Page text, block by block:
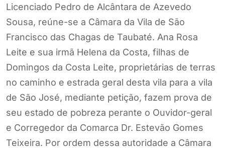
Licenciado Pedro de Alcântara de Azevedo
Sousa, reúne-se a Câmara da Vila de São
Francisco das Chagas de Taubaté. Ana Rosa
Leite e sua irmã Helena da Costa, filhas de
Domingos da Costa Leite, proprietárias de terras
no caminho e estrada geral desta vila para a vila
de São José, mediante petição, fazem prova de
seu estado de pobreza perante o Ouvidor-geral
e Corregedor da Comarca Dr. Estevão Gomes
Teixeira. Por ordem dessa autoridade a Câmara